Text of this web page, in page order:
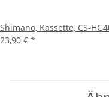
Shimano, Kassette, CS-
23,90 € *